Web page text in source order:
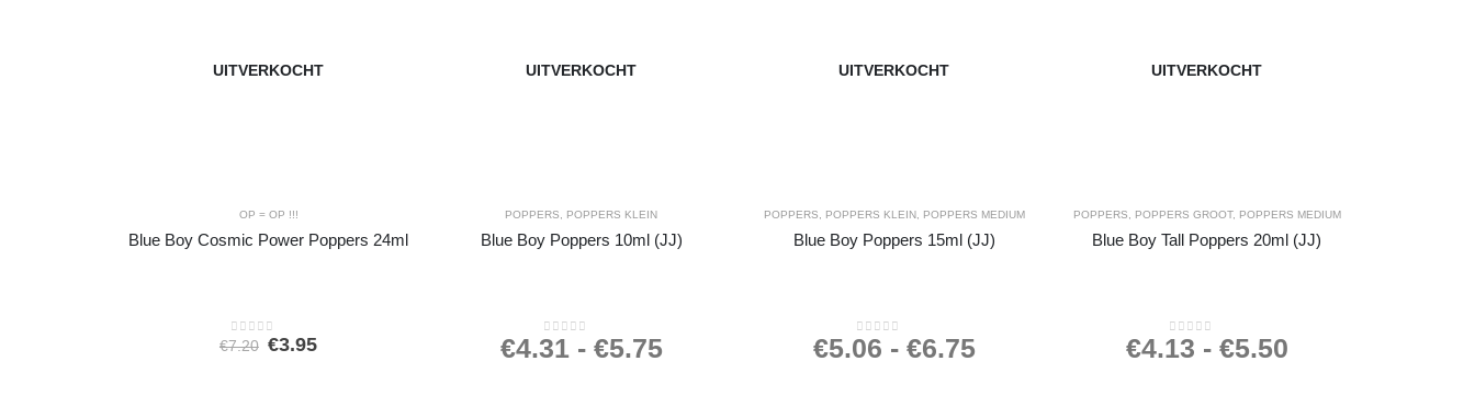
UITVERKOCHT
OP = OP !!!
Blue Boy Cosmic Power Poppers 24ml
0out of 5
€7.20 Oorspronkelijke
€3.95Huidige
UITVERKOCHT
POPPERS, POPPERS KLEIN
Blue Boy Poppers 10ml (JJ)
0out of 5
€4.31 - €5.75
UITVERKOCHT
POPPERS, POPPERS KLEIN, POPPERS MEDIUM
Blue Boy Poppers 15ml (JJ)
0out of 5
€5.06 - €6.75
UITVERKOCHT
POPPERS, POPPERS GROOT, POPPERS MEDIUM
Blue Boy Tall Poppers 20ml (JJ)
0 out of 5
€4.13 - €5.50